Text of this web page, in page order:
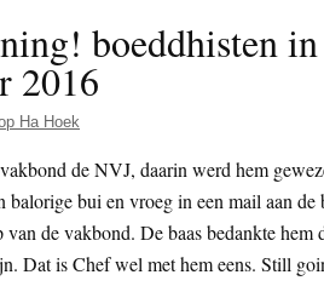
boeddhisten
2016
Ha Hoek
de NVJ, daarin werd hem
bui en vroeg in een mail aan
de vakbond. De baas bedankte hem
Dat is Chef wel met hem eens. Still